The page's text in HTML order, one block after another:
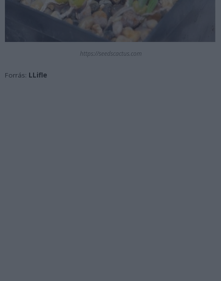
https://seedscactus.com
Forrás: LLifle